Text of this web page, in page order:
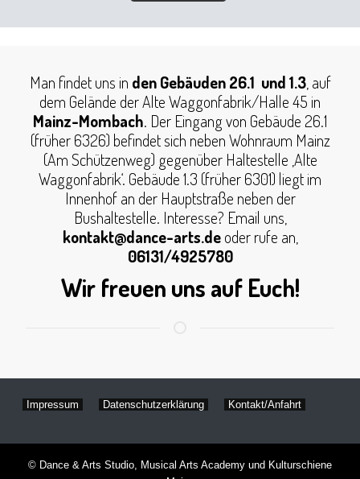
Man findet uns in den Gebäuden 26.1 und 1.3, auf
dem Gelände der Alte Waggonfabrik/Halle 45 in
Mainz-Mombach. Der Eingang von Gebäude 26.1
(früher 6326) befindet sich neben Wohnraum Mainz
(Am Schützenweg) gegenüber Haltestelle ‚Alte
Waggonfabrik‘. Gebäude 1.3 (früher 6301) liegt im
Innenhof an der Hauptstraße neben der
Bushaltestelle. Interesse? Email uns,
kontakt@dance-arts.deoder rufe an,
06131/4925780
Wir freuen uns auf Euch!
Impressum Datenschutzerklärung Kontakt/Anfahrt
© Dance & Arts Studio, Musical Arts Academy und Kulturschiene